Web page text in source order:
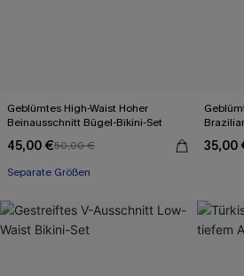
Geblümtes High-Waist Hoher
Beinausschnitt Bügel-Bikini-Set
45,00 €50,00 €
Separate Größen
35,00